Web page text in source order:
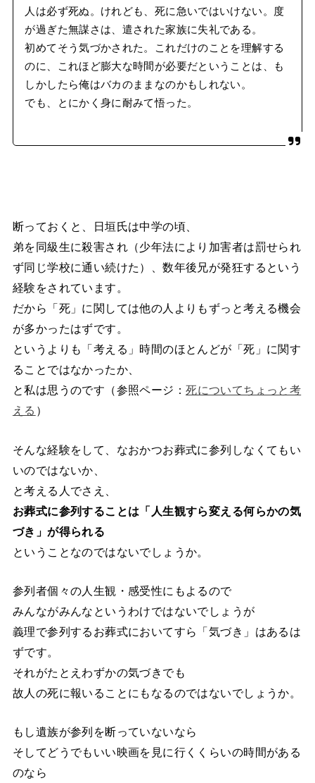
人は必ず死ぬ。けれども、死に急いではいけない。度
が過ぎた無謀さは、遣された家族に失礼である。
初めてそう気づかされた。これだけのことを理解する
のに、これほど膨大な時間が必要だということは、も
しかしたら俺はバカのままなのかもしれない。
でも、とにかく身に耐みて悟った。
断っておくと、日垣氏は中学の頃、
弟を同級生に殺害され（少年法により加害者は罰せられ
ず同じ学校に通い続けた）、数年後兄が発狂するという
経験をされています。
だから「死」に関しては他の人よりもずっと考える機会
が多かったはずです。
というよりも「考える」時間のほとんどが「死」に関す
ることではなかったか、
と私は思うのです（参照ページ：死についてちょっと考
える ）
そんな経験をして、なおかつお葬式に参列しなくてもい
いのではないか、
と考える人でさえ、
お葬式に参列することは「人生観すら変える何らかの気
づき」が得られる
ということなのではないでしょうか。
参列者個々の人生観・感受性にもよるので
みんながみんなというわけではないでしょうが
義理で参列するお葬式においてすら「気づき」はあるは
ずです。
それがたとえわずかの気づきでも
故人の死に報いることにもなるのではないでしょうか。
もし遺族が参列を断っていないなら
そしてどうでもいい映画を見に行くくらいの時間がある
のなら